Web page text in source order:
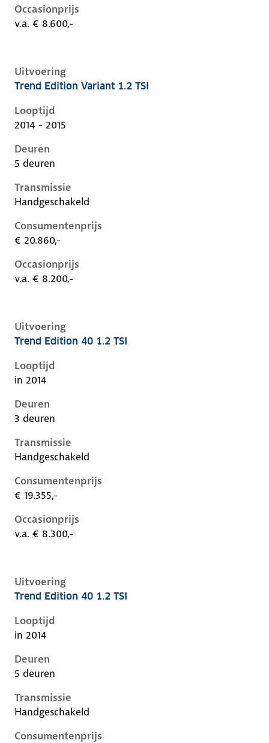
Occasionprijs
v.a. € 8.600,-
Uitvoering
Volkswagen Golf vii, variant 1.2 tsi, 63 kW, Benzine,
Trend Edition Variant 1.2 TSI
Looptijd
2014 - 2015
Deuren
5 deuren
Transmissie
Handgeschakeld
Consumentenprijs
€ 20.860,-
Occasionprijs
v.a. € 8.200,-
Uitvoering
Volkswagen Golf vii, 1.2 tsi, 63 kW, Benzine, 3 deuren
Trend Edition 40 1.2 TSI
Looptijd
in 2014
Deuren
3 deuren
Transmissie
Handgeschakeld
Consumentenprijs
€ 19.355,-
Occasionprijs
v.a. € 8.300,-
Uitvoering
Volkswagen Golf vii, 1.2 tsi, 63 kW, Benzine, 5 deuren
Trend Edition 40 1.2 TSI
Looptijd
in 2014
Deuren
5 deuren
Transmissie
Handgeschakeld
Consumentenprijs